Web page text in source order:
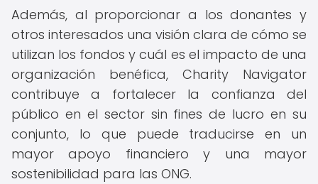
Además, al proporcionar a los donantes y
otros interesados una visión clara de cómo se
utilizan los fondos y cuál es el impacto de una
organización benéfica, Charity Navigator
contribuye a fortalecer la confianza del
público en el sector sin fines de lucro en su
conjunto, lo que puede traducirse en un
mayor apoyo financiero y una mayor
sostenibilidad para las ONG.